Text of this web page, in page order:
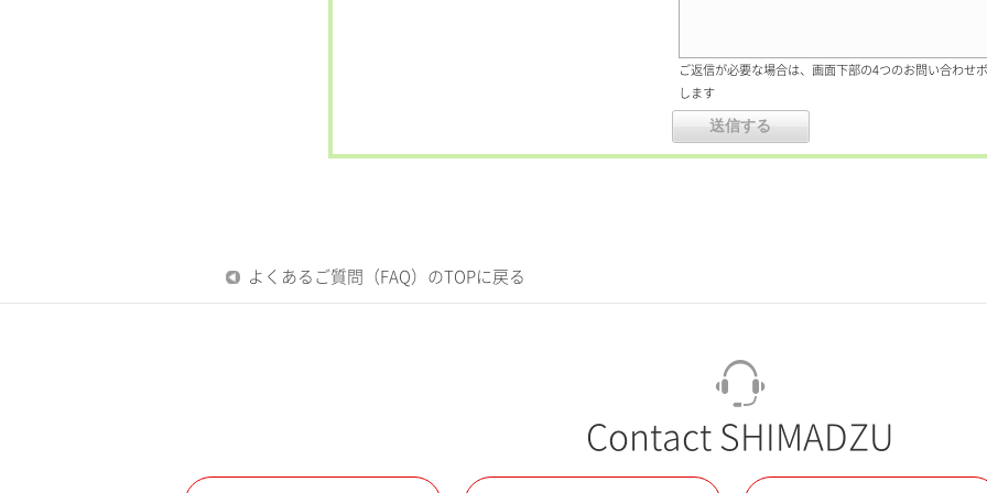
ご返信が必要な場合は、画面下部の4つのお問い合わせ
します
よくあるご質問（FAQ）のTOPに戻る
Contact SHIMADZU